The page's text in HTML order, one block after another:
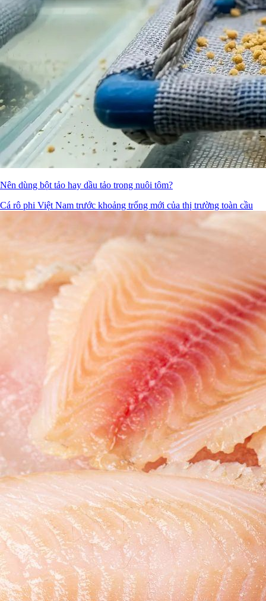
Nên dùng bột tảo hay dầu tảo trong nuôi tôm?
Cá rô phi Việt Nam trước khoảng trống mới của thị trường toàn cầu